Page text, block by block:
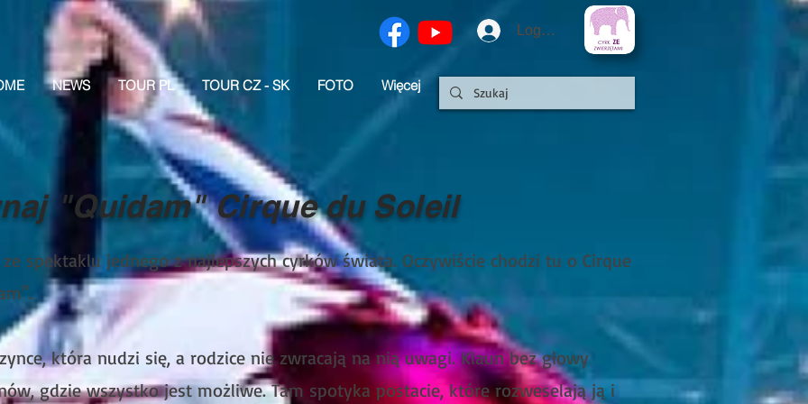
Logowanie
NEWS TOUR PL TOUR CZ - SK FOTO Więcej
"Quidam" Cirque du Soleil
spektaklu jednego z najlepszych cyrków świata. Oczywiście chodzi tu o Cirque
która nudzi się, a rodzice nie zwracają na nią uwagi. Klaun bez głowy
gdzie wszystko jest możliwe. Tam spotyka postacie, które rozweselają ją i